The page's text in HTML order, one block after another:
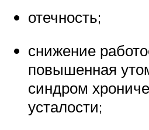
отечность;
снижение
повышенная
синдром
усталости;